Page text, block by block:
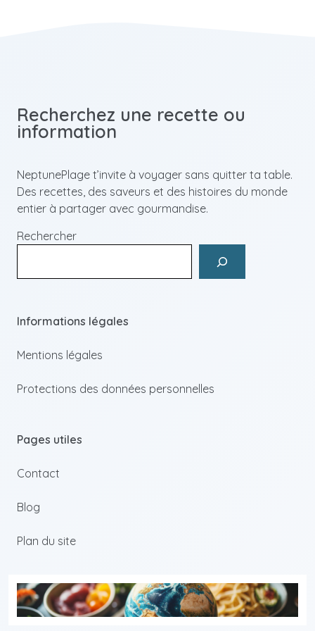
Recherchez une recette ou
information
NeptunePlage t’invite à voyager sans quitter ta table.
Des recettes, des saveurs et des histoires du monde
entier à partager avec gourmandise.
Rechercher
Informations légales
Mentions légales
Protections des données personnelles
Pages utiles
Contact
Blog
Plan du site